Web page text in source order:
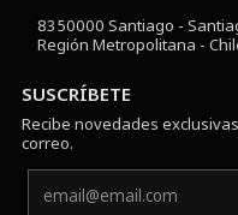
8350000 Santiago -
Región Metropolitana -
SUSCRÍBETE
Recibe novedades
correo.